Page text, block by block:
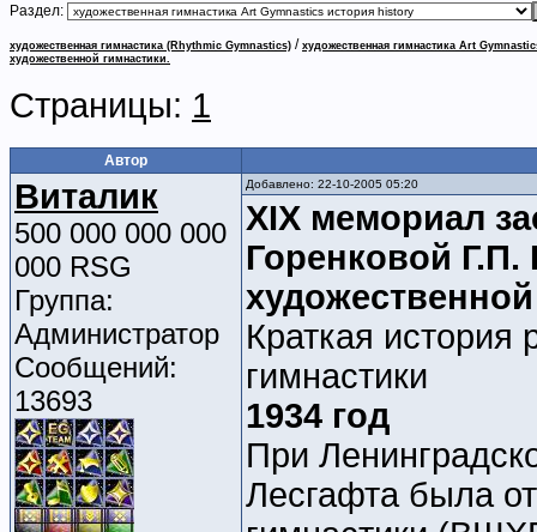
Раздел:
художественная гимнастика (Rhythmic Gymnastics) / художественная гимнастика Art
художественной гимнастики.
Страницы: 1
Автор
Виталик
500 000 000 000
000 RSG
Группа:
Администратор
Сообщений:
13693
Добавлено: 22-10-2005 05:20
XIХ мемориал
Горенковой Г.П.
Краткая история
гимнастики
1934 год
При
Лесгафта была